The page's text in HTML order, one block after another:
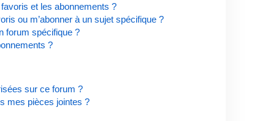
et les abonnements ?
ou m’abonner à un sujet spécifique ?
forum spécifique ?
?
sur ce forum ?
mes pièces jointes ?